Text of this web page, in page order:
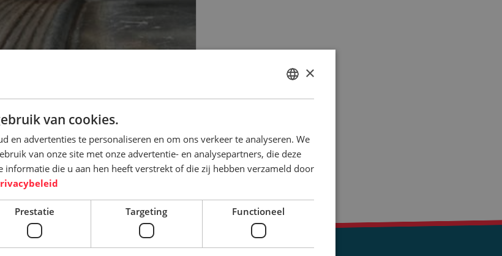
×
van cookies.
en advertenties te personaliseren en om ons verkeer te analyseren. We
van onze site met onze advertentie- en analysepartners, die deze
informatie die u aan hen heeft verstrekt of die zij hebben verzameld door
Prestatie Targeting Functioneel